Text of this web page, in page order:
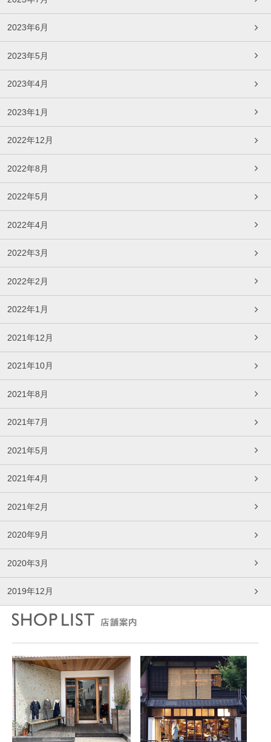
2023年6月
2023年5月
2023年4月
2023年1月
2022年12月
2022年8月
2022年5月
2022年4月
2022年3月
2022年2月
2022年1月
2021年12月
2021年10月
2021年8月
2021年7月
2021年5月
2021年4月
2021年2月
2020年9月
2020年3月
2019年12月